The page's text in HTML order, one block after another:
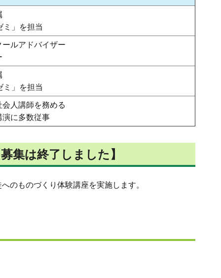
ミ」を担当
ルアドバイザー
ミ」を担当
会人講師を務める
演に多数従事
集は終了しました】
のものづくり体験講座を実施します。